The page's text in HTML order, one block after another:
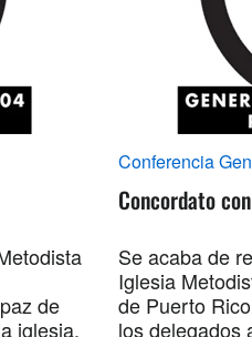
de
iglesia.
Conferencia
Concordato
Se acaba de
Iglesia
de Puerto
los delegados